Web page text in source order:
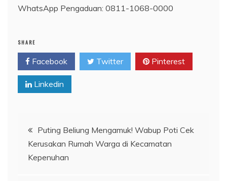
WhatsApp Pengaduan: 0811-1068-0000
SHARE
Facebook Twitter Pinterest
Linkedin
Navigasi
pos
Puting Beliung Mengamuk! Wabup Poti Cek
Kerusakan Rumah Warga di Kecamatan
Kepenuhan